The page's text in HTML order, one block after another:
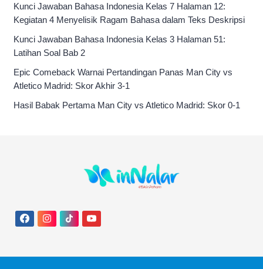
Kunci Jawaban Bahasa Indonesia Kelas 7 Halaman 12:
Kegiatan 4 Menyelisik Ragam Bahasa dalam Teks Deskripsi
Kunci Jawaban Bahasa Indonesia Kelas 3 Halaman 51:
Latihan Soal Bab 2
Epic Comeback Warnai Pertandingan Panas Man City vs
Atletico Madrid: Skor Akhir 3-1
Hasil Babak Pertama Man City vs Atletico Madrid: Skor 0-1